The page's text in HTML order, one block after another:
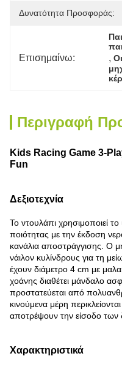
Δυνατότητα Προσφοράς:
Επισημαίνω: ,
Περιγραφή
Kids Racing Game 3-
Fun
Δεξιοτεχνία
Το ντουλάπι χρησιμοποιεί το
ποιότητας με την έκδοση
κανάλια αποστράγγισης. Ο
νάιλον κυλίνδρους για τη
έχουν διάμετρο 4 cm με
χοάνης διαθέτει μάνδαλο
προστατεύεται από
κινούμενα μέρη
αποτρέψουν την είσοδο των
Χαρακτηριστικά